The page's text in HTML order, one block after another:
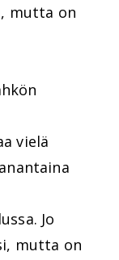
mutta on
vielä
Jo
mutta on